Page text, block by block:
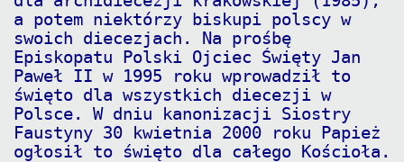
a potem niektórzy biskupi polscy w
swoich diecezjach. Na prośbę
Episkopatu Polski Ojciec Święty Jan
Paweł II w 1995 roku wprowadził to
święto dla wszystkich diecezji w
Polsce. W dniu kanonizacji Siostry
Faustyny 30 kwietnia 2000 roku Papież
ogłosił to święto dla całego Kościoła.